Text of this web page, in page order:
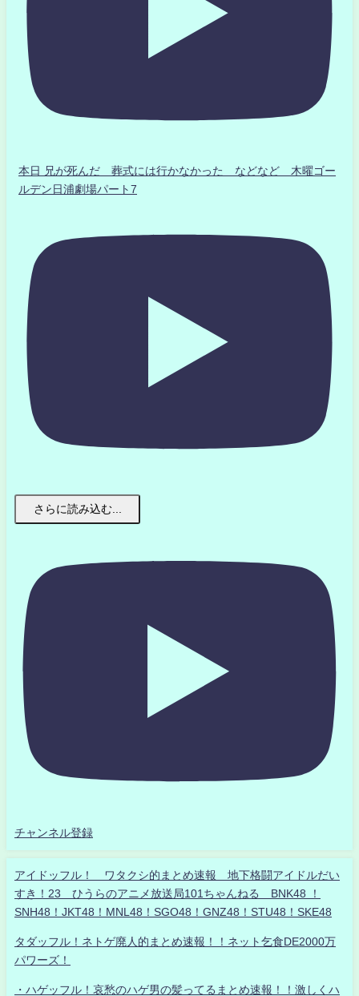
本日 兄が死んだ 葬式には行かなかった などなど 木曜ゴー
ルデン日浦劇場パート7
さらに読み込む...
チャンネル登録
アイドッフル！ ワタクシ的まとめ速報 地下格闘アイドルだい
すき！23 ひうらのアニメ放送局101ちゃんねる BNK48 ！
SNH48！JKT48！MNL48！SGO48！GNZ48！STU48！SKE48
タダッフル！ネトゲ廃人的まとめ速報！！ネット乞食DE2000万
パワーズ！
・ハゲッフル！哀愁のハゲ男の髪ってるまとめ速報！！激しくハ